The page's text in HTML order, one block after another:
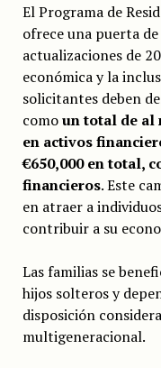
El Programa de
ofrece una puerta
actualizaciones de
económica y la
solicitantes deben
comoun total de al
en activos
€650,000 en total,
financieros. Este
en atraer a
contribuir a su
Las familias se
hijos solteros y
disposición
multigeneracional.